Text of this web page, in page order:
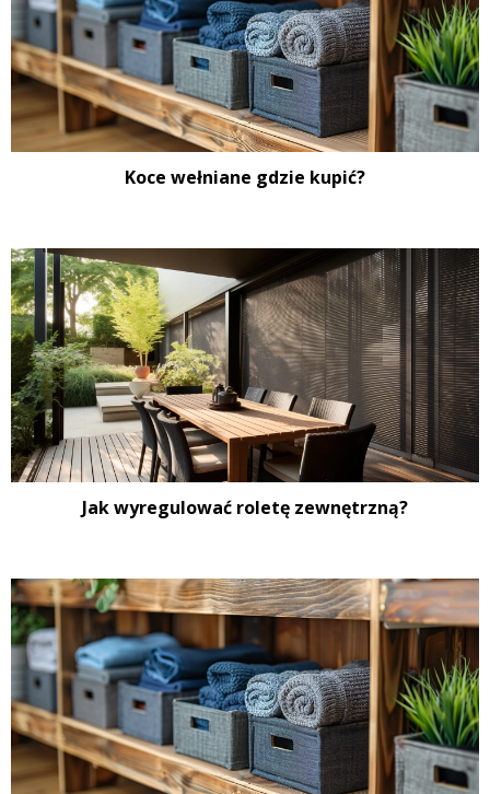
Koce wełniane gdzie kupić?
Jak wyregulować roletę zewnętrzną?